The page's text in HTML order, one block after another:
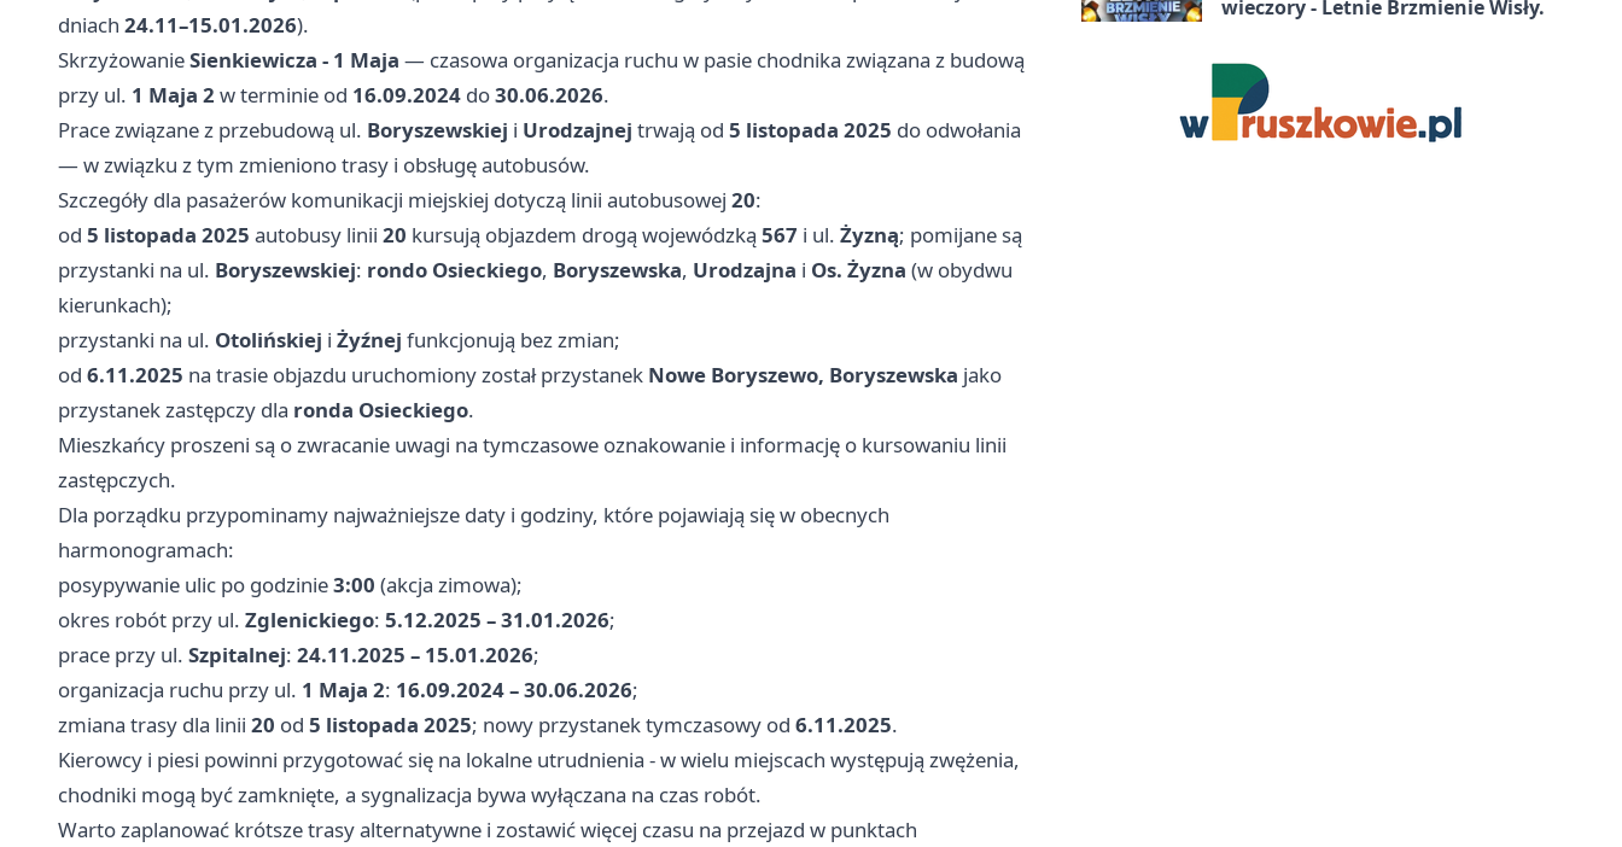
dniach 24.11–15.01.2026).
SkrzyżowanieSienkiewicza - 1 Maja — czasowa organizacja ruchu w pasie chodnika związana z budową
przy ul. 1 Maja 2 w terminie od 16.09.2024 do30.06.2026.
Prace związane z przebudową ul. Boryszewskiej i Urodzajnej trwają od 5 listopada 2025 do odwołania
— w związku z tym zmieniono trasy i obsługę autobusów.
Szczegóły dla pasażerów komunikacji miejskiej dotyczą linii autobusowej 20:
od 5 listopada 2025 autobusy linii 20 kursują objazdem drogą wojewódzką 567 i ul. Żyzną; pomijane są
przystanki na ul. Boryszewskiej: rondo Osieckiego, Boryszewska, Urodzajna i Os. Żyzna (w obydwu
kierunkach);
przystanki na ul. Otolińskiej i Żyźnej funkcjonują bez zmian;
od 6.11.2025 na trasie objazdu uruchomiony został przystanek Nowe Boryszewo, Boryszewska jako
przystanek zastępczy dla ronda Osieckiego.
Mieszkańcy proszeni są o zwracanie uwagi na tymczasowe oznakowanie i informację o kursowaniu linii
zastępczych.
Dla porządku przypominamy najważniejsze daty i godziny, które pojawiają się w obecnych
harmonogramach:
posypywanie ulic po godzinie3:00 (akcja zimowa);
okres robót przy ul. Zglenickiego: 5.12.2025 – 31.01.2026;
prace przy ul. Szpitalnej: 24.11.2025 – 15.01.2026;
organizacja ruchu przy ul. 1 Maja 2: 16.09.2024 – 30.06.2026;
zmiana trasy dla linii 20 od 5 listopada 2025; nowy przystanek tymczasowy od 6.11.2025.
Kierowcy i piesi powinni przygotować się na lokalne utrudnienia - w wielu miejscach występują zwężenia,
chodniki mogą być zamknięte, a sygnalizacja bywa wyłączana na czas robót.
Warto zaplanować krótsze trasy alternatywne i zostawić więcej czasu na przejazd w punktach
wieczory - Letnie Brzmienie Wisły.